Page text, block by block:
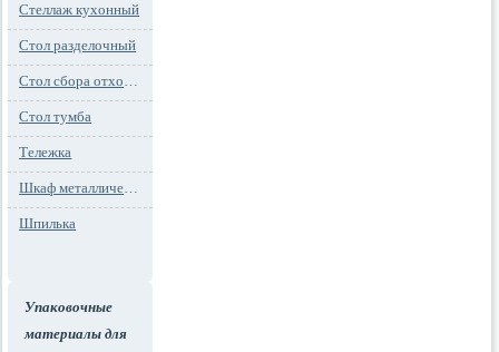
Стеллаж кухонный
Стол разделочный
Стол сбора отходов
Стол тумба
Тележка
Шкаф металлический
Шпилька
Упаковочные
материалы для